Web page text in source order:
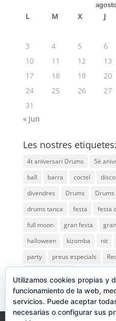
L M X J
3
4 5 6
10
11 12 13
17
18 19 20
24
25 26 27
31
« Jun
Les nostres etiquetes:
4t aniversari Drums 5è
ball
barra coctel disco
divendres
Drums Drums
drums tanca
festa festa
full moon
gran festa
halloween
kizomba nit
party
preus especials
Utilizamos cookies propias y
funcionamiento de la web,
servicios. Puede aceptar
necesarias o configurar sus